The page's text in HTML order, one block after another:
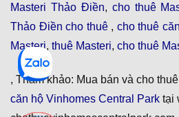
Masteri Thảo Điền, cho thuê
Thảo Điền cho thuê , cho thuê
Masteri, thuê Masteri, cho thuê
, Tham khảo: Mua bán và cho
căn hộ Vinhomes Central Park tại